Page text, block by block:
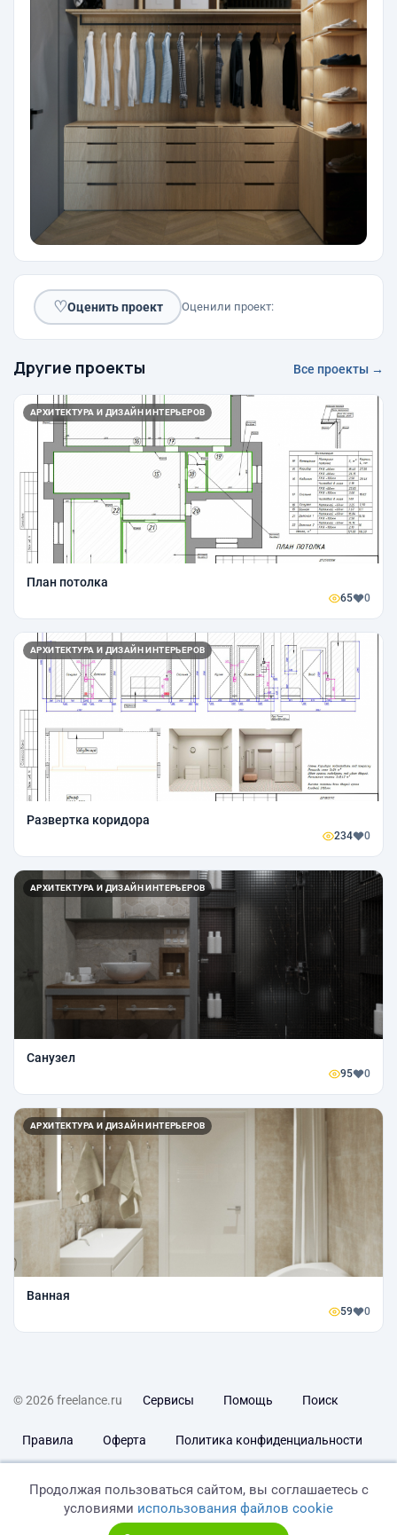
♡Оценить проект Оценили проект:
Другие проекты Все проекты →
АРХИТЕКТУРА И ДИЗАЙН ИНТЕРЬЕРОВ
План потолка
65 0
АРХИТЕКТУРА И ДИЗАЙН ИНТЕРЬЕРОВ
Развертка коридора
234 0
АРХИТЕКТУРА И ДИЗАЙН ИНТЕРЬЕРОВ
Санузел
95 0
АРХИТЕКТУРА И ДИЗАЙН ИНТЕРЬЕРОВ
Ванная
59 0
© 2026 freelance.ru Сервисы Помощь Поиск
Правила Оферта Политика конфиденциальности
Продолжая пользоваться сайтом, вы соглашаетесь с
условиями использования файлов cookie